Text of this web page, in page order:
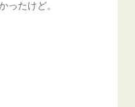
たけど。